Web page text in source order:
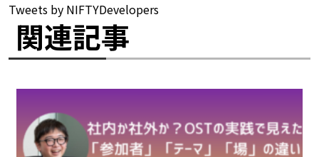
Tweets by NIFTYDevelopers
関連記事